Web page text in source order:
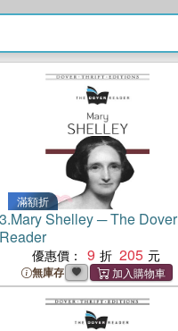
滿額折
3.Mary Shelley ─ The Dover
Reader
優惠價： 9 205
無庫存